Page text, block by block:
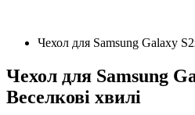
Чехол для Samsung Galaxy
Чехол для Samsung
Веселкові хвилі